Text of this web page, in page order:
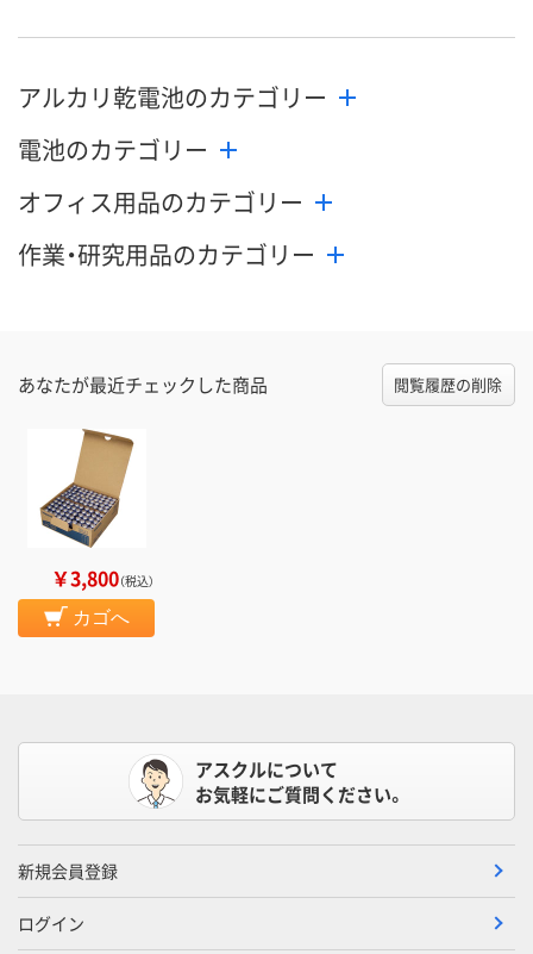
アルカリ乾電池のカテゴリー
電池のカテゴリー
オフィス用品のカテゴリー
作業・研究用品のカテゴリー
あなたが最近チェックした商品 閲覧履歴の削除
￥3,800（税込）
カゴへ
アスクルについて
お気軽にご質問ください。
新規会員登録
ログイン